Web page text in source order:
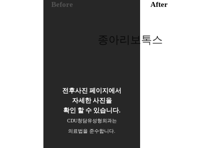
Before After
종아리보톡스
전후사진 페이지에서
자세한 사진을
확인 할 수 있습니다.
CDU청담유성형외과는
의료법을 준수합니다.